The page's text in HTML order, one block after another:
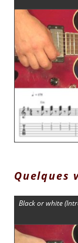
Quelques
Black or white